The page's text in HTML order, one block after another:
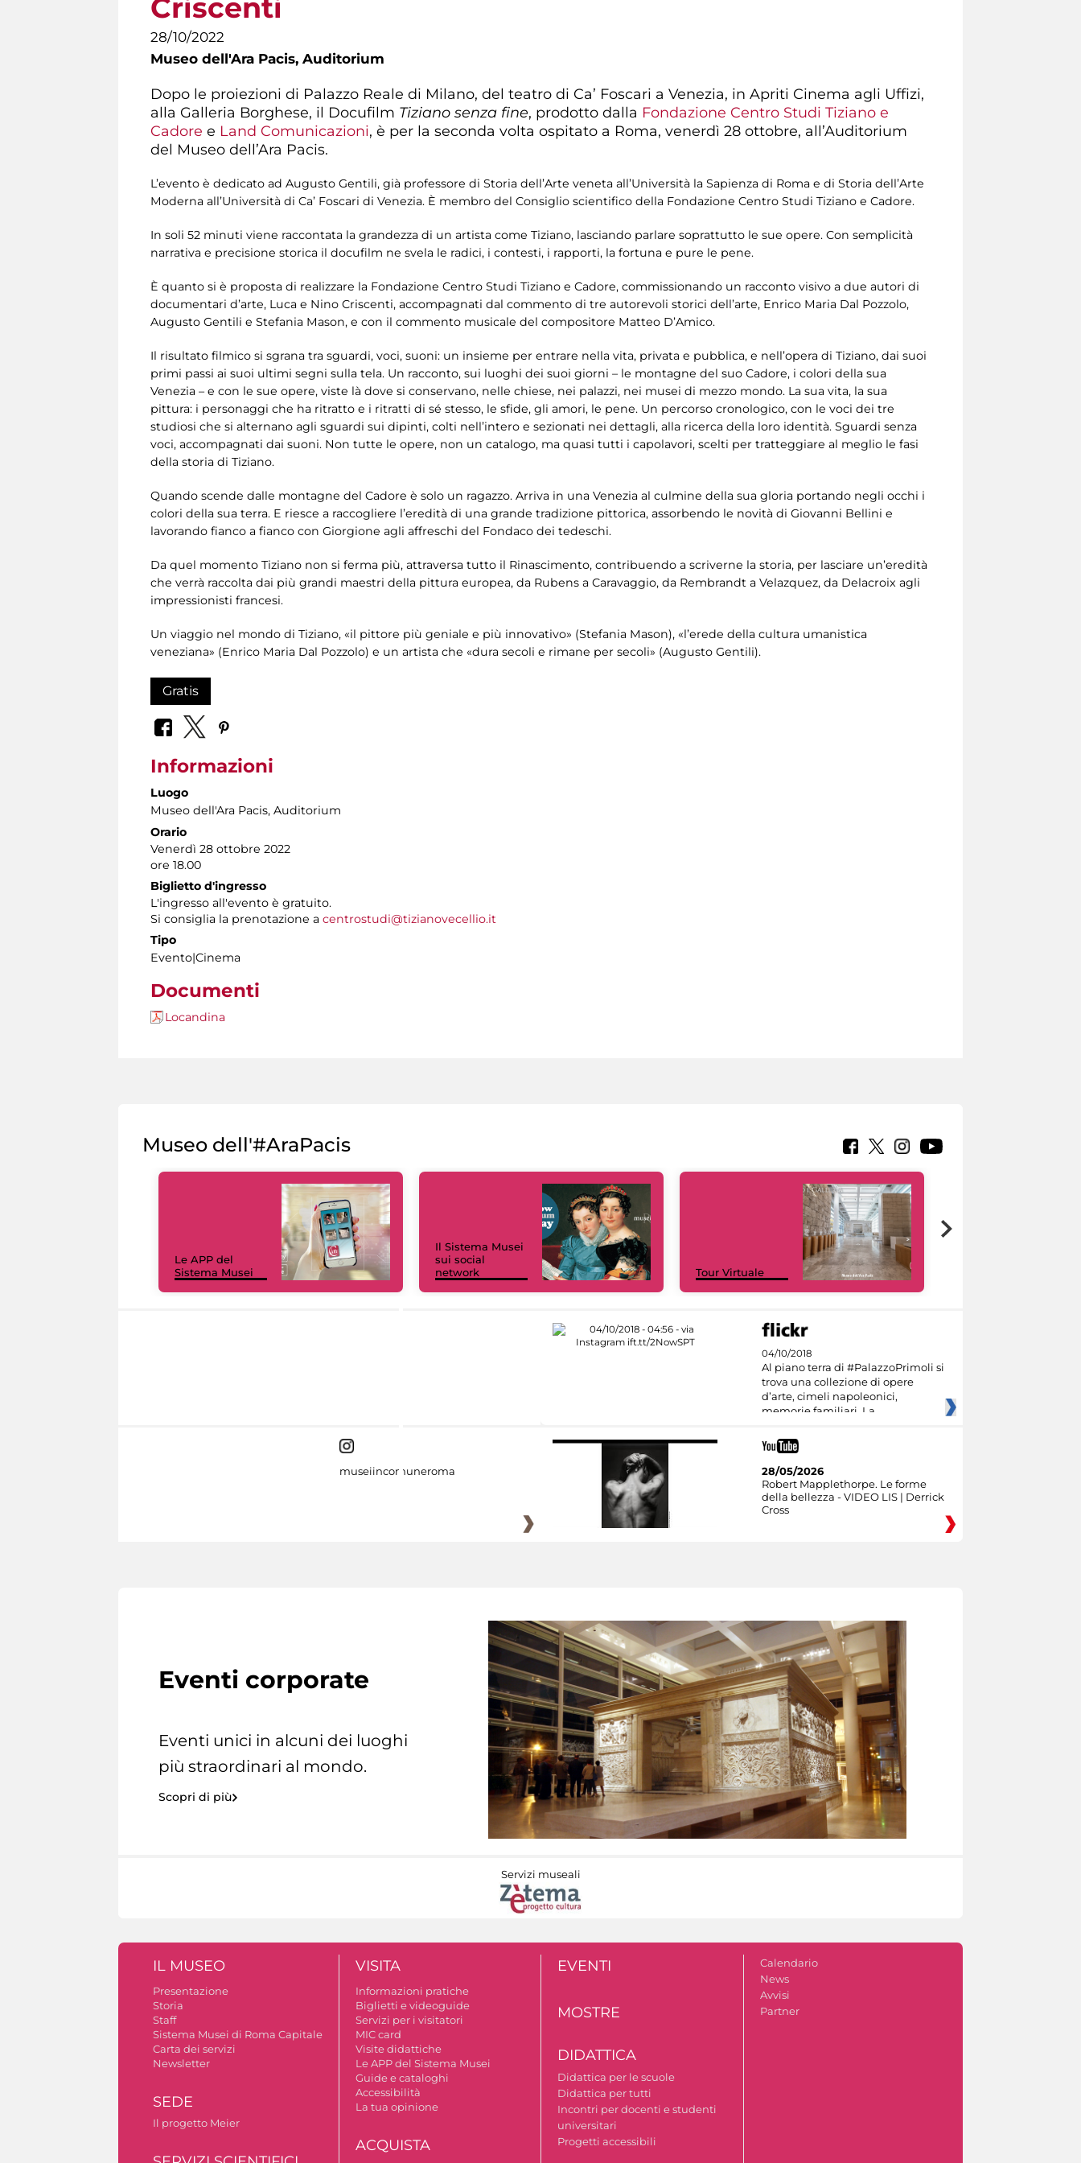
Criscenti
28/10/2022
Museo dell'Ara Pacis, Auditorium
Dopo le proiezioni di Palazzo Reale di Milano, del teatro di Ca’ Foscari a Venezia, in Apriti Cinema agli Uffizi,
alla Galleria Borghese, il Docufilm Tiziano senza fine, prodotto dalla Fondazione Centro Studi Tiziano e
Cadore e Land Comunicazioni, è per la seconda volta ospitato a Roma, venerdì 28 ottobre, all’Auditorium
del Museo dell’Ara Pacis.
L’evento è dedicato ad Augusto Gentili, già professore di Storia dell’Arte veneta all’Università la Sapienza di Roma e di Storia dell’Arte
Moderna all’Università di Ca’ Foscari di Venezia. È membro del Consiglio scientifico della Fondazione Centro Studi Tiziano e Cadore.
In soli 52 minuti viene raccontata la grandezza di un artista come Tiziano, lasciando parlare soprattutto le sue opere. Con semplicità
narrativa e precisione storica il docufilm ne svela le radici, i contesti, i rapporti, la fortuna e pure le pene.
È quanto si è proposta di realizzare la Fondazione Centro Studi Tiziano e Cadore, commissionando un racconto visivo a due autori di
documentari d’arte, Luca e Nino Criscenti, accompagnati dal commento di tre autorevoli storici dell’arte, Enrico Maria Dal Pozzolo,
Augusto Gentili e Stefania Mason, e con il commento musicale del compositore Matteo D’Amico.
Il risultato filmico si sgrana tra sguardi, voci, suoni: un insieme per entrare nella vita, privata e pubblica, e nell’opera di Tiziano, dai suoi
primi passi ai suoi ultimi segni sulla tela. Un racconto, sui luoghi dei suoi giorni – le montagne del suo Cadore, i colori della sua
Venezia – e con le sue opere, viste là dove si conservano, nelle chiese, nei palazzi, nei musei di mezzo mondo. La sua vita, la sua
pittura: i personaggi che ha ritratto e i ritratti di sé stesso, le sfide, gli amori, le pene. Un percorso cronologico, con le voci dei tre
studiosi che si alternano agli sguardi sui dipinti, colti nell’intero e sezionati nei dettagli, alla ricerca della loro identità. Sguardi senza
voci, accompagnati dai suoni. Non tutte le opere, non un catalogo, ma quasi tutti i capolavori, scelti per tratteggiare al meglio le fasi
della storia di Tiziano.
Quando scende dalle montagne del Cadore è solo un ragazzo. Arriva in una Venezia al culmine della sua gloria portando negli occhi i
colori della sua terra. E riesce a raccogliere l’eredità di una grande tradizione pittorica, assorbendo le novità di Giovanni Bellini e
lavorando fianco a fianco con Giorgione agli affreschi del Fondaco dei tedeschi.
Da quel momento Tiziano non si ferma più, attraversa tutto il Rinascimento, contribuendo a scriverne la storia, per lasciare un’eredità
che verrà raccolta dai più grandi maestri della pittura europea, da Rubens a Caravaggio, da Rembrandt a Velazquez, da Delacroix agli
impressionisti francesi.
Un viaggio nel mondo di Tiziano, «il pittore più geniale e più innovativo» (Stefania Mason), «l’erede della cultura umanistica
veneziana» (Enrico Maria Dal Pozzolo) e un artista che «dura secoli e rimane per secoli» (Augusto Gentili).
Gratis
Informazioni
Luogo
Museo dell'Ara Pacis, Auditorium
Orario
Venerdì 28 ottobre 2022
ore 18.00
Biglietto d'ingresso
L'ingresso all'evento è gratuito.
Si consiglia la prenotazione a centrostudi@tizianovecellio.it
Tipo
Evento|Cinema
Documenti
Locandina
Museo dell'#AraPacis
Le APP del
Sistema Musei
Il Sistema Musei
sui social
network
Tour Virtuale
04/10/2018
Al piano terra di #PalazzoPrimoli si
trova una collezione di opere
d’arte, cimeli napoleonici,
memorie familiari. La
museiincomuneroma
28/05/2026
Robert Mapplethorpe. Le forme
della bellezza - VIDEO LIS | Derrick
Cross
Eventi corporate
Eventi unici in alcuni dei luoghi
più straordinari al mondo.
Scopri di più
Servizi museali
IL MUSEO
Presentazione
Storia
Staff
Sistema Musei di Roma Capitale
Carta dei servizi
Newsletter
SEDE
Il progetto Meier
VISITA
Informazioni pratiche
Biglietti e videoguide
Servizi per i visitatori
MIC card
Visite didattiche
Le APP del Sistema Musei
Guide e cataloghi
Accessibilità
La tua opinione
ACQUISTA
EVENTI
MOSTRE
DIDATTICA
Didattica per le scuole
Didattica per tutti
Incontri per docenti e studenti
universitari
Progetti accessibili
Calendario
News
Avvisi
Partner